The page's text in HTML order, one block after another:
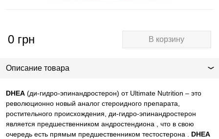
0 грн В корзину
Описание товара
DHEA (ди-гидро-эпинандростерон) от Ultimate Nutrition – это
революционно новый аналог стероидного препарата,
ростительного происхождения, ди-гидро-эпинандростерон
является предшественником андростендиона , что в свою
очередь есть прямым предшественником тестостерона . DHEA